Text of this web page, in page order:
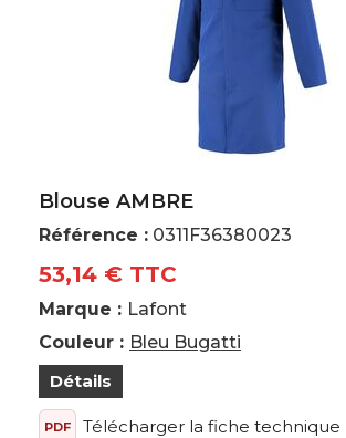
Blouse AMBRE
Référence : 0311F36380023
53,14 € TTC
Marque : Lafont
Couleur : Bleu Bugatti
Détails
PDF Télécharger la fiche technique